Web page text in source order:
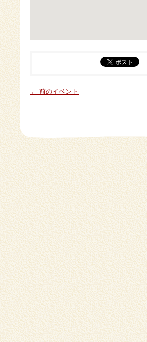
← 前のイベント